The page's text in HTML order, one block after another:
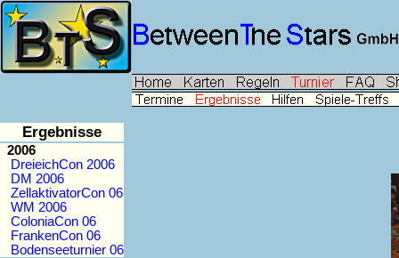
Ergebnisse
2006
DreieichCon 2006
DM 2006
ZellaktivatorCon 06
WM 2006
ColoniaCon 06
FrankenCon 06
Bodenseeturnier 06